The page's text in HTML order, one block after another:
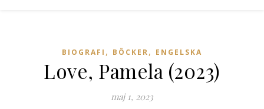
BIOGRAFI , BÖCKER, ENGELSKA
Love, Pamela (2023)
maj 1, 2023